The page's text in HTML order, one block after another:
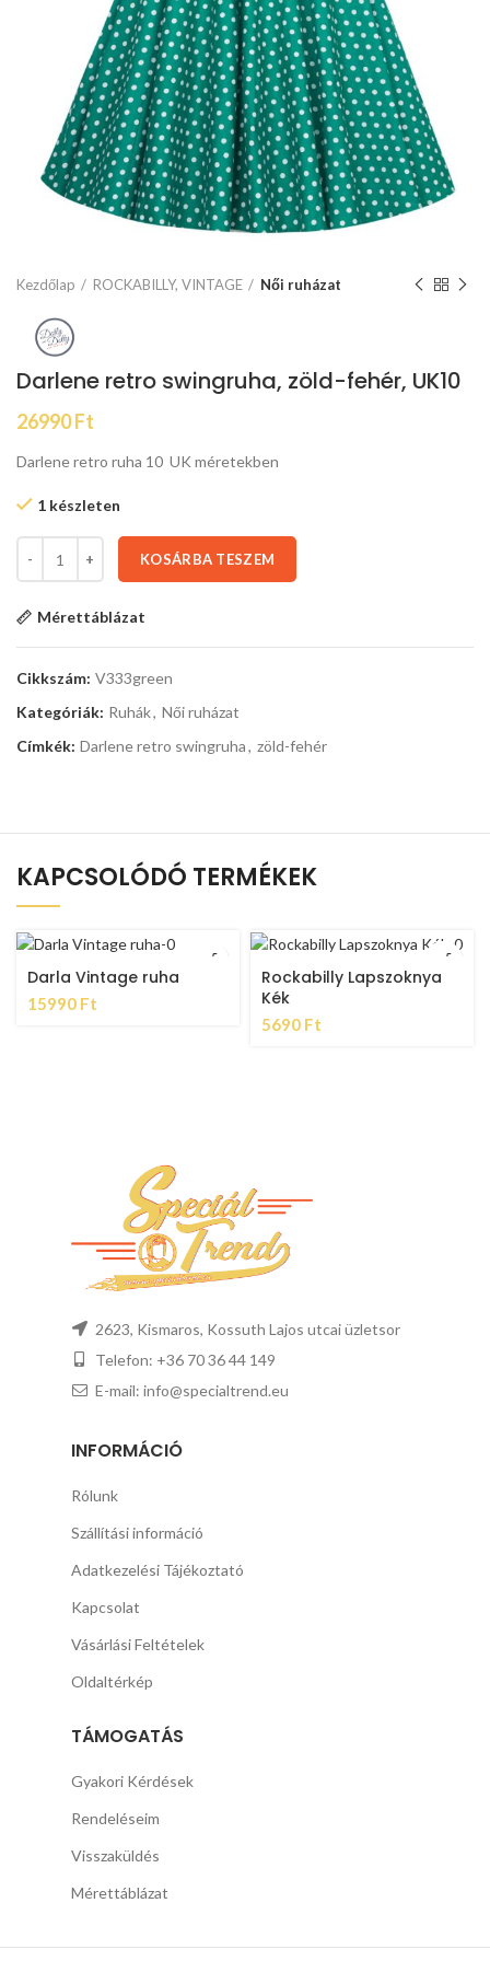
Kezdőlap ROCKABILLY, VINTAGE Női ruházat
Darlene retro swingruha, zöld-fehér, UK10
26990Ft
Darlene retro ruha 10 UK méretekben
1 készleten
KOSÁRBA TESZEM
Mérettáblázat
Cikkszám: V333green
Kategóriák: Ruhák, Női ruházat
Címkék: Darlene retro swingruha, zöld-fehér
KAPCSOLÓDÓ TERMÉKEK
Darla Vintage ruha
15990 Ft
Rockabilly Lapszoknya
Kék
5690 Ft
2623, Kismaros, Kossuth Lajos utcai üzletsor
Telefon: +36 70 36 44 149
E-mail: info@specialtrend.eu
INFORMÁCIÓ
Rólunk
Szállítási információ
Adatkezelési Tájékoztató
Kapcsolat
Vásárlási Feltételek
Oldaltérkép
TÁMOGATÁS
Gyakori Kérdések
Rendeléseim
Visszaküldés
Mérettáblázat